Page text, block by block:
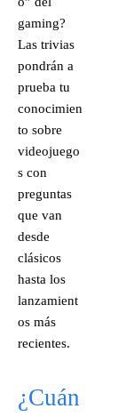
gaming?
Las trivias
pondrán a
prueba tu
conocimien
to sobre
videojuego
s con
preguntas
que van
desde
clásicos
hasta los
lanzamient
os más
recientes.
¿Cuán